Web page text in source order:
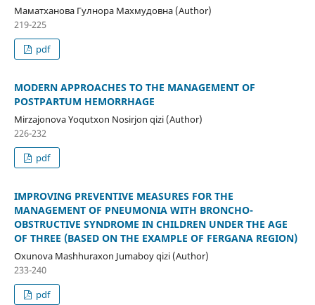
Маматханова Гулнора Махмудовна (Author)
219-225
pdf
MODERN APPROACHES TO THE MANAGEMENT OF
POSTPARTUM HEMORRHAGE
Mirzajonova Yoqutxon Nosirjon qizi (Author)
226-232
pdf
IMPROVING PREVENTIVE MEASURES FOR THE
MANAGEMENT OF PNEUMONIA WITH BRONCHO-
OBSTRUCTIVE SYNDROME IN CHILDREN UNDER THE AGE
OF THREE (BASED ON THE EXAMPLE OF FERGANA REGION)
Oxunova Mashhuraxon Jumaboy qizi (Author)
233-240
pdf